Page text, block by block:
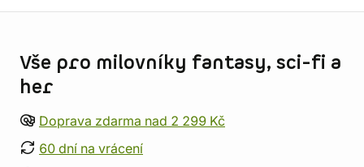
Vše pro milovníky fantasy, sci-fi a
her
Doprava zdarma nad 2 299 Kč
60 dní na vrácení